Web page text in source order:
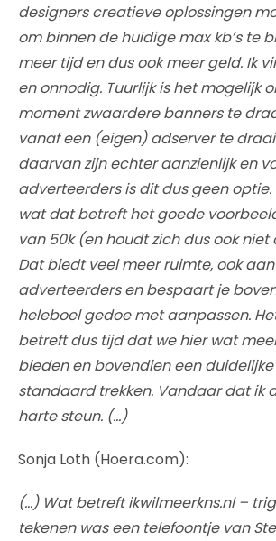
designers creatieve oplossingen
om binnen de huidige max kb’s te
meer tijd en dus ook meer geld. Ik
en onnodig. Tuurlijk is het mogelijk
moment zwaardere banners te
vanaf een (eigen) adserver te
daarvan zijn echter aanzienlijk en
adverteerders is dit dus geen
wat dat betreft het goede
van 50k (en houdt zich dus ook niet
Dat biedt veel meer ruimte, ook
adverteerders en bespaart je
heleboel gedoe met aanpassen.
betreft dus tijd dat we hier wat
bieden en bovendien een
standaard trekken. Vandaar dat ik
harte steun. (…)
Sonja Loth (Hoera.com):
(…) Wat betreft ikwilmeerkns.nl –
tekenen was een telefoontje van